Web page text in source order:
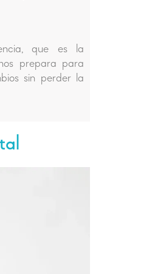
que es la
prepara para
sin perder la